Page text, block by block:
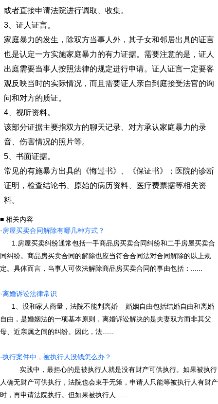
或者直接申请法院进行调取、收集。
3、证人证言。
家庭暴力的发生，除双方当事人外，其子女和邻居出具的证言
也是认定一方实施家庭暴力的有力证据。需要注意的是，证人
出庭需要当事人按照法律的规定进行申请。证人证言一定要客
观反映当时的实际情况，而且需要证人亲自到庭接受法官的询
问和对方的质证。
4、视听资料。
该部分证据主要指双方的聊天记录、对方承认家庭暴力的录
音、伤害情况的照片等。
5、书面证据。
常见的有施暴方出具的《悔过书》、《保证书》；医院的诊断
证明，检查结论书、原始的病历资料、医疗费票据等相关资
料。
■ 相关内容
·房屋买卖合同解除有哪几种方式？
1.房屋买卖纠纷通常包括一手商品房买卖合同纠纷和二手房屋买卖合
同纠纷。商品房买卖合同的解除也应当符合合同法对合同解除的以上规
定。具体而言，当事人可依法解除商品房买卖合同的事由包括：......
·离婚诉讼法律常识
1、没和家人商量，法院不能判离婚 婚姻自由包括结婚自由和离婚
自由，是婚姻法的一项基本原则，离婚诉讼解决的是夫妻双方而非其父
母、近亲属之间的纠纷。因此，法......
·执行案件中，被执行人没钱怎么办？
实践中，最担心的是被执行人就是没有财产可供执行。如果被执行
人确无财产可供执行，法院也会束手无策，申请人只能等被执行人有财产
时，再申请法院执行。但如果被执行人......